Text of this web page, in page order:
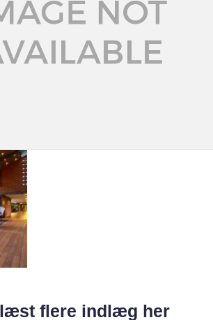
flere indlæg her